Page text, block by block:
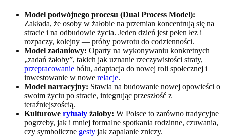
Model podwójnego procesu (Dual Process Model):
Zakłada, że osoby w żałobie na przemian koncentrują się na
stracie i na odbudowie życia. Jeden dzień jest pełen łez i
rozpaczy, kolejny — próby powrotu do codzienności.
Model zadaniowy: Oparty na wykonywaniu konkretnych
„zadań żałoby”, takich jak uznanie rzeczywistości straty,
przepracowanie bólu, adaptacja do nowej roli społecznej i
inwestowanie w nowe relacje.
Model narracyjny: Stawia na budowanie nowej opowieści o
swoim życiu po stracie, integrując przeszłość z
teraźniejszością.
Kulturowe rytuały żałoby: W Polsce to zarówno tradycyjne
pogrzeby, jak i mniej formalne spotkania rodzinne, czuwania,
czy symboliczne gesty jak zapalanie zniczy.